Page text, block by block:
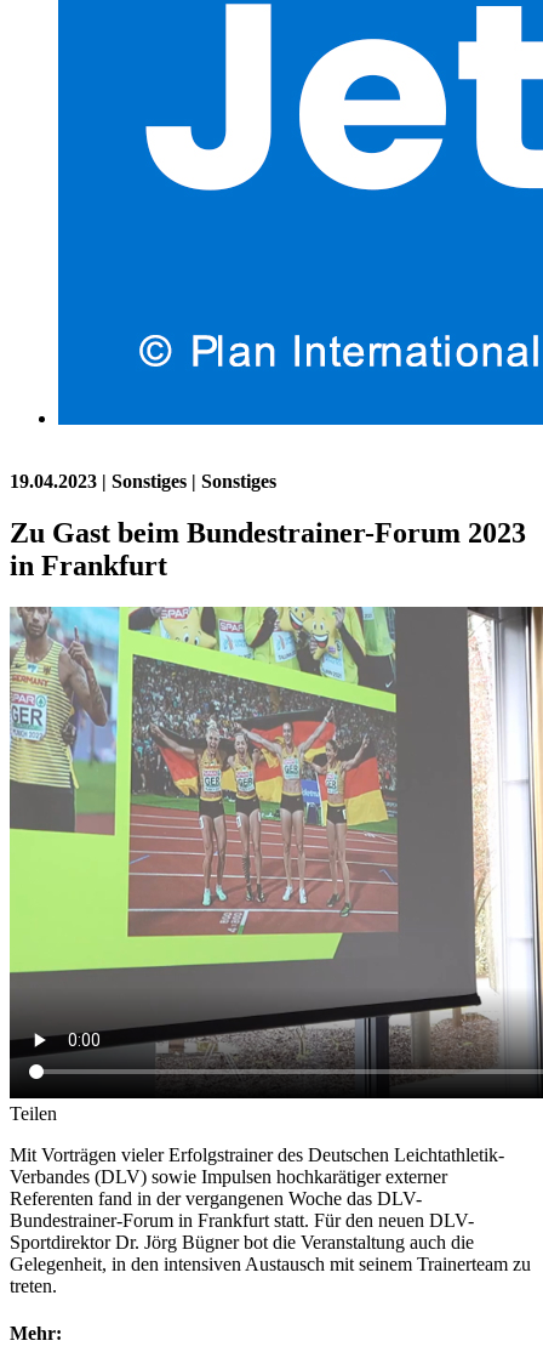
19.04.2023 | Sonstiges | Sonstiges
Zu Gast beim Bundestrainer-Forum 2023
in Frankfurt
Teilen
Mit Vorträgen vieler Erfolgstrainer des Deutschen Leichtathletik-
Verbandes (DLV) sowie Impulsen hochkarätiger externer
Referenten fand in der vergangenen Woche das DLV-
Bundestrainer-Forum in Frankfurt statt. Für den neuen DLV-
Sportdirektor Dr. Jörg Bügner bot die Veranstaltung auch die
Gelegenheit, in den intensiven Austausch mit seinem Trainerteam zu
treten.
Mehr: